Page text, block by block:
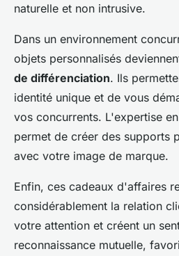
naturelle et non intrusive.
Dans un environnement
objets personnalisés
de différenciation. Ils
identité unique et de vous
vos concurrents. L'expertise
permet de créer des supports
avec votre image de marque.
Enfin, ces cadeaux d'affaires
considérablement la relation
votre attention et créent un
reconnaissance mutuelle,